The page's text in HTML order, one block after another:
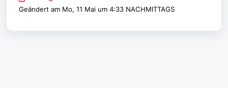
Geändert am Mo, 11 Mai um 4:33 NACHMITTAGS